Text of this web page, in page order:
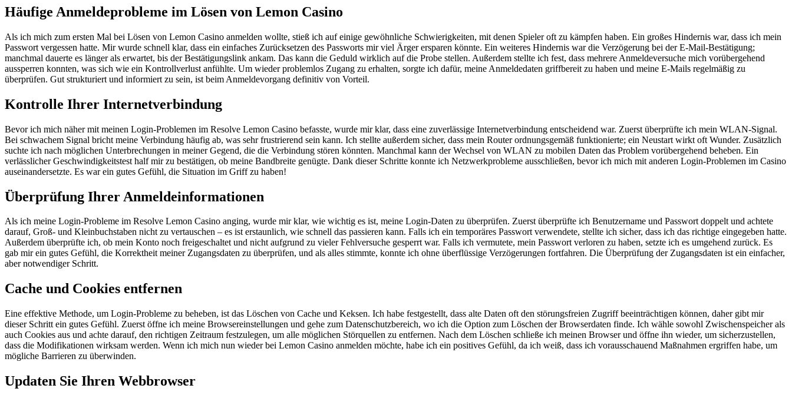
Häufige Anmeldeprobleme im Lösen von Lemon Casino
Als ich mich zum ersten Mal bei Lösen von Lemon Casino anmelden wollte, stieß ich auf einige gewöhnliche Schwierigkeiten, mit denen Spieler oft zu kämpfen haben. Ein großes Hindernis war, dass ich mein
Passwort vergessen hatte. Mir wurde schnell klar, dass ein einfaches Zurücksetzen des Passworts mir viel Ärger ersparen könnte. Ein weiteres Hindernis war die Verzögerung bei der E-Mail-Bestätigung;
manchmal dauerte es länger als erwartet, bis der Bestätigungslink ankam. Das kann die Geduld wirklich auf die Probe stellen. Außerdem stellte ich fest, dass mehrere Anmeldeversuche mich vorübergehend
aussperren konnten, was sich wie ein Kontrollverlust anfühlte. Um wieder problemlos Zugang zu erhalten, sorgte ich dafür, meine Anmeldedaten griffbereit zu haben und meine E-Mails regelmäßig zu
überprüfen. Gut strukturiert und informiert zu sein, ist beim Anmeldevorgang definitiv von Vorteil.
Kontrolle Ihrer Internetverbindung
Bevor ich mich näher mit meinen Login-Problemen im Resolve Lemon Casino befasste, wurde mir klar, dass eine zuverlässige Internetverbindung entscheidend war. Zuerst überprüfte ich mein WLAN-Signal.
Bei schwachem Signal bricht meine Verbindung häufig ab, was sehr frustrierend sein kann. Ich stellte außerdem sicher, dass mein Router ordnungsgemäß funktionierte; ein Neustart wirkt oft Wunder. Zusätzlich
suchte ich nach möglichen Unterbrechungen in meiner Gegend, die die Verbindung stören könnten. Manchmal kann der Wechsel von WLAN zu mobilen Daten das Problem vorübergehend beheben. Ein
verlässlicher Geschwindigkeitstest half mir zu bestätigen, ob meine Bandbreite genügte. Dank dieser Schritte konnte ich Netzwerkprobleme ausschließen, bevor ich mich mit anderen Login-Problemen im Casino
auseinandersetzte. Es war ein gutes Gefühl, die Situation im Griff zu haben!
Überprüfung Ihrer Anmeldeinformationen
Als ich meine Login-Probleme im Resolve Lemon Casino anging, wurde mir klar, wie wichtig es ist, meine Login-Daten zu überprüfen. Zuerst überprüfte ich Benutzername und Passwort doppelt und achtete
darauf, Groß- und Kleinbuchstaben nicht zu vertauschen – es ist erstaunlich, wie schnell das passieren kann. Falls ich ein temporäres Passwort verwendete, stellte ich sicher, dass ich das richtige eingegeben hatte.
Außerdem überprüfte ich, ob mein Konto noch freigeschaltet und nicht aufgrund zu vieler Fehlversuche gesperrt war. Falls ich vermutete, mein Passwort verloren zu haben, setzte ich es umgehend zurück. Es
gab mir ein gutes Gefühl, die Korrektheit meiner Zugangsdaten zu überprüfen, und als alles stimmte, konnte ich ohne überflüssige Verzögerungen fortfahren. Die Überprüfung der Zugangsdaten ist ein einfacher,
aber notwendiger Schritt.
Cache und Cookies entfernen
Eine effektive Methode, um Login-Probleme zu beheben, ist das Löschen von Cache und Keksen. Ich habe festgestellt, dass alte Daten oft den störungsfreien Zugriff beeinträchtigen können, daher gibt mir
dieser Schritt ein gutes Gefühl. Zuerst öffne ich meine Browsereinstellungen und gehe zum Datenschutzbereich, wo ich die Option zum Löschen der Browserdaten finde. Ich wähle sowohl Zwischenspeicher als
auch Cookies aus und achte darauf, den richtigen Zeitraum festzulegen, um alle möglichen Störquellen zu entfernen. Nach dem Löschen schließe ich meinen Browser und öffne ihn wieder, um sicherzustellen,
dass die Modifikationen wirksam werden. Wenn ich mich nun wieder bei Lemon Casino anmelden möchte, habe ich ein positives Gefühl, da ich weiß, dass ich vorausschauend Maßnahmen ergriffen habe, um
mögliche Barrieren zu überwinden.
Updaten Sie Ihren Webbrowser